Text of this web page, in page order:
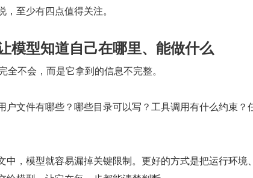
至少有四点值得关注。
模型知道自己在哪里、能做什么
不会，而是它拿到的信息不完整。
户文件有哪些？哪些目录可以写？工具调用有什么约束？
中，模型就容易漏掉关键限制。更好的方式是把运行环境